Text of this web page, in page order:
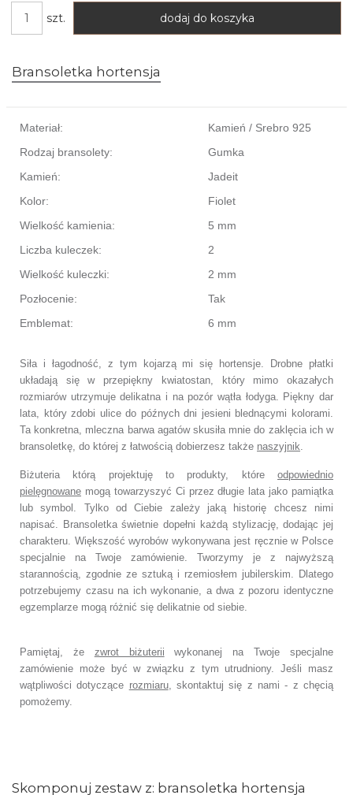
szt. dodaj do koszyka
Bransoletka hortensja
Materiał:
Kamień / Srebro 925
Rodzaj bransolety:
Gumka
Kamień:
Jadeit
Kolor:
Fiolet
Wielkość kamienia:
5 mm
Liczba kuleczek:
2
Wielkość kuleczki:
2 mm
Pozłocenie:
Tak
Emblemat:
6 mm
Siła i łagodność, z tym kojarzą mi się hortensje. Drobne płatki
układają się w przepiękny kwiatostan, który mimo okazałych
rozmiarów utrzymuje delikatna i na pozór wątła łodyga. Piękny dar
lata, który zdobi ulice do późnych dni jesieni blednącymi kolorami.
Ta konkretna, mleczna barwa agatów skusiła mnie do zaklęcia ich w
bransoletkę, do której z łatwością dobierzesz także naszyjnik.
Biżuteria którą projektuję to produkty, które odpowiednio
pielęgnowane mogą towarzyszyć Ci przez długie lata jako pamiątka
lub symbol. Tylko od Ciebie zależy jaką historię chcesz nimi
napisać. Bransoletka świetnie dopełni każdą stylizację, dodając jej
charakteru. Większość wyrobów wykonywana jest ręcznie w Polsce
specjalnie na Twoje zamówienie. Tworzymy je z najwyższą
starannością, zgodnie ze sztuką i rzemiosłem jubilerskim. Dlatego
potrzebujemy czasu na ich wykonanie, a dwa z pozoru identyczne
egzemplarze mogą różnić się delikatnie od siebie.
Pamiętaj, że zwrot biżuterii wykonanej na Twoje specjalne
zamówienie może być w związku z tym utrudniony. Jeśli masz
wątpliwości dotyczące rozmiaru, skontaktuj się z nami - z chęcią
pomożemy.
Skomponuj zestaw z: bransoletka hortensja